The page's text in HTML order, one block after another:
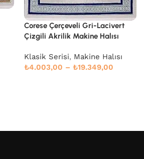
Ostia Modern Krem Taft Akrilik
Pamuk Tabanlı Makine Halısı
₺2.938,00 – ₺14.198,00